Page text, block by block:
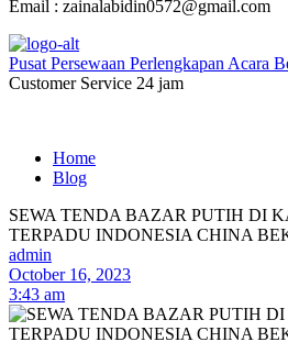
Email : zainalabidin0572@gmail.com
Pusat Persewaan Perlengkapan Acara
Customer Service 24 jam
Home
Blog
SEWA TENDA BAZAR PUTIH DI
TERPADU INDONESIA CHINA
admin
October 16, 2023
3:43 am